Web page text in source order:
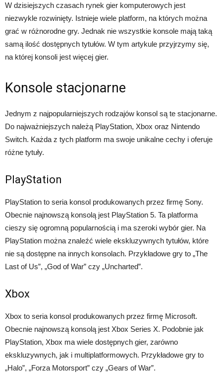
W dzisiejszych czasach rynek gier komputerowych jest
niezwykle rozwinięty. Istnieje wiele platform, na których można
grać w różnorodne gry. Jednak nie wszystkie konsole mają taką
samą ilość dostępnych tytułów. W tym artykule przyjrzymy się,
na której konsoli jest więcej gier.
Konsole stacjonarne
Jednym z najpopularniejszych rodzajów konsol są te stacjonarne.
Do najważniejszych należą PlayStation, Xbox oraz Nintendo
Switch. Każda z tych platform ma swoje unikalne cechy i oferuje
różne tytuły.
PlayStation
PlayStation to seria konsol produkowanych przez firmę Sony.
Obecnie najnowszą konsolą jest PlayStation 5. Ta platforma
cieszy się ogromną popularnością i ma szeroki wybór gier. Na
PlayStation można znaleźć wiele ekskluzywnych tytułów, które
nie są dostępne na innych konsolach. Przykładowe gry to „The
Last of Us”, „God of War” czy „Uncharted”.
Xbox
Xbox to seria konsol produkowanych przez firmę Microsoft.
Obecnie najnowszą konsolą jest Xbox Series X. Podobnie jak
PlayStation, Xbox ma wiele dostępnych gier, zarówno
ekskluzywnych, jak i multiplatformowych. Przykładowe gry to
„Halo”, „Forza Motorsport” czy „Gears of War”.